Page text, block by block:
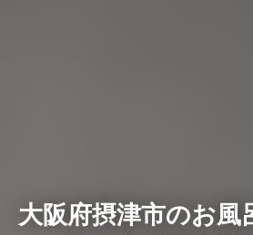
大阪府摂津市のお風